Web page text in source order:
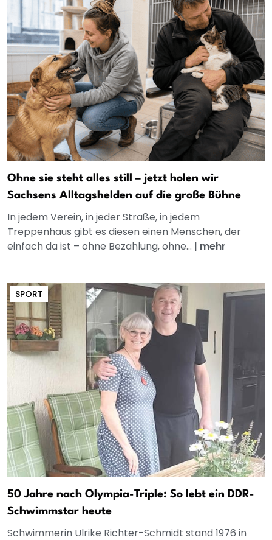
Ohne sie steht alles still – jetzt holen wir
Sachsens Alltagshelden auf die große Bühne
In jedem Verein, in jeder Straße, in jedem
Treppenhaus gibt es diesen einen Menschen, der
einfach da ist – ohne Bezahlung, ohne... | mehr
SPORT
50 Jahre nach Olympia-Triple: So lebt ein DDR-
Schwimmstar heute
Schwimmerin Ulrike Richter-Schmidt stand 1976 in